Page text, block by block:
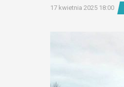
17 kwietnia 2025 18:00